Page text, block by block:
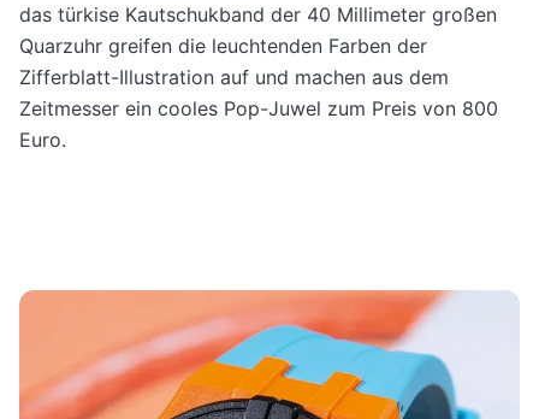
das türkise Kautschukband der 40 Millimeter großen
Quarzuhr greifen die leuchtenden Farben der
Zifferblatt-Illustration auf und machen aus dem
Zeitmesser ein cooles Pop-Juwel zum Preis von 800
Euro.